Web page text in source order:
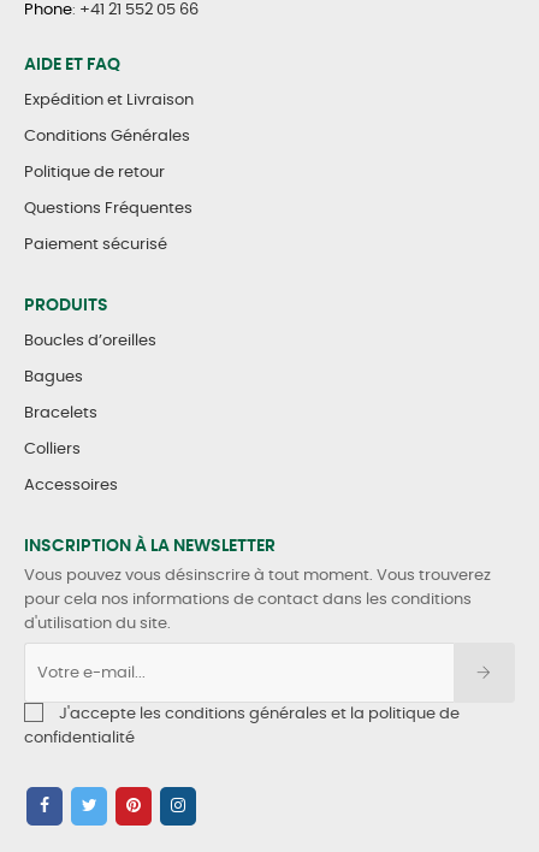
Phone: +41 21 552 05 66
AIDE ET FAQ
Expédition et Livraison
Conditions Générales
Politique de retour
Questions Fréquentes
Paiement sécurisé
PRODUITS
Boucles d’oreilles
Bagues
Bracelets
Colliers
Accessoires
INSCRIPTION À LA NEWSLETTER
Vous pouvez vous désinscrire à tout moment. Vous trouverez
pour cela nos informations de contact dans les conditions
d'utilisation du site.
J'accepte les conditions générales et la politique de
confidentialité